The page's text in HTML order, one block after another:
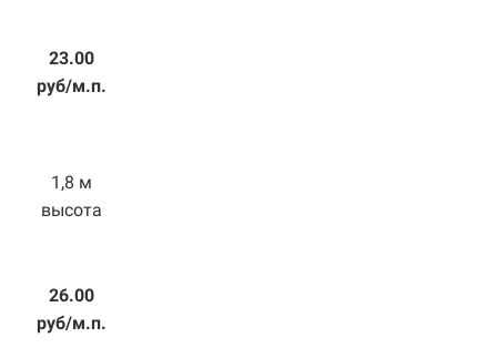
23.00
руб/м.п.
1,8 м
высота
26.00
руб/м.п.